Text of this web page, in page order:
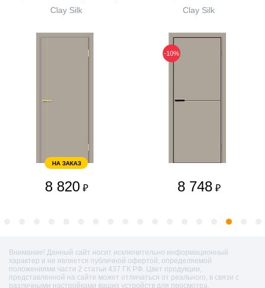
Clay Silk
НА ЗАКАЗ
8 820 ₽
Clay Silk
-10%
8 748 ₽
Внимание! Данный сайт носит исключительно информационный
характер и не является публичной офертой, определяемой
положениями части 2 статьи 437 ГК РФ. Цвет продукции,
представленной на сайте может отличаться от реального, в связи с
различными настройками ваших устройств для просмотра.